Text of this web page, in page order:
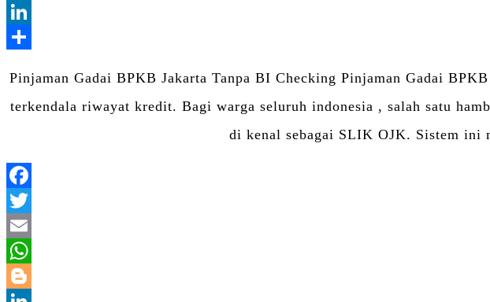
Pinjaman Gadai BPKB Jakarta Tanpa BI Checking Pinjaman Gadai
terkendala riwayat kredit. Bagi warga seluruh indonesia , salah satu
di kenal sebagai SLIK OJK. Sistem